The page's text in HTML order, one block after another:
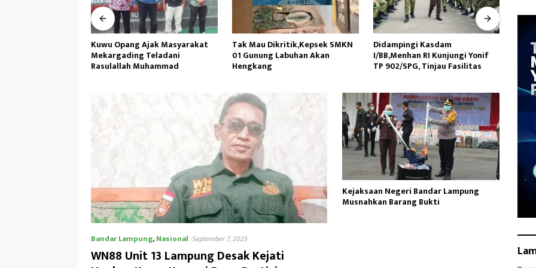
Tak Mau Dikritik,Kepsek SMKN
01 Gunung Labuhan Akan
Hengkang
Didampingi Kasdam
I/BB,Menhan RI Kunjungi Yonif
TP 902/SPG, Tinjau Fasilitas
DKM Masjid Jami Nurul Hidayah
dan Pemdes Mekargading
Peringati Maulid Nabi
Bandar Lampung,Nasional September 7, 2025
WN88 Unit 13 Lampung Desak Kejati
Kejaksaan Negeri Bandar Lampung
Musnahkan Barang Bukti